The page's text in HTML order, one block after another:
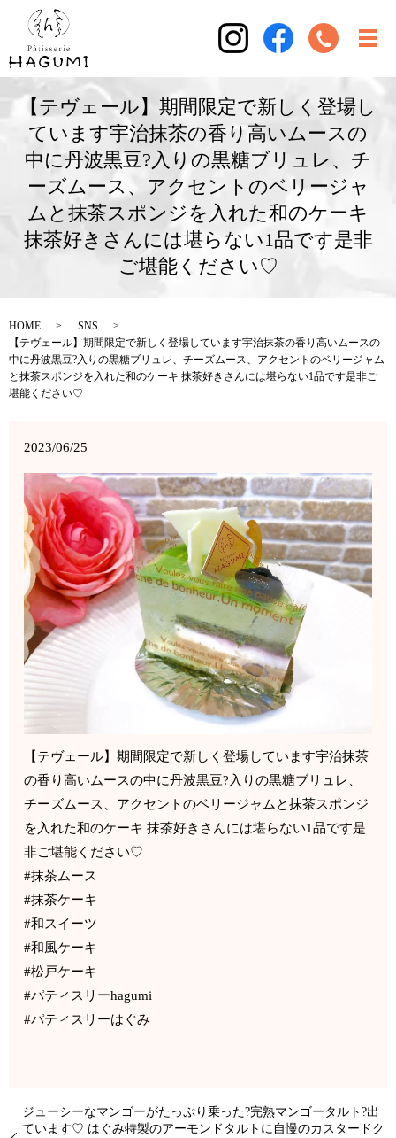
【テヴェール】期間限定で新しく登場し
ています宇治抹茶の香り高いムースの
中に丹波黒豆?入りの黒糖ブリュレ、チ
ーズムース、アクセントのベリージャ
ムと抹茶スポンジを入れた和のケーキ
抹茶好きさんには堪らない1品です是非
ご堪能ください♡
HOME
SNS
【テヴェール】期間限定で新しく登場しています宇治抹茶の香り高いムースの
中に丹波黒豆?入りの黒糖ブリュレ、チーズムース、アクセントのベリージャム
と抹茶スポンジを入れた和のケーキ 抹茶好きさんには堪らない1品です是非ご
堪能ください♡
2023/06/25
【テヴェール】期間限定で新しく登場しています宇治抹茶
の香り高いムースの中に丹波黒豆?入りの黒糖ブリュレ、
チーズムース、アクセントのベリージャムと抹茶スポンジ
を入れた和のケーキ 抹茶好きさんには堪らない1品です是
非ご堪能ください♡
#抹茶ムース
#抹茶ケーキ
#和スイーツ
#和風ケーキ
#松戸ケーキ
#パティスリーhagumi
#パティスリーはぐみ
ジューシーなマンゴーがたっぷり乗った?完熟マンゴータルト?出
ています♡ はぐみ特製のアーモンドタルトに自慢のカスタードク